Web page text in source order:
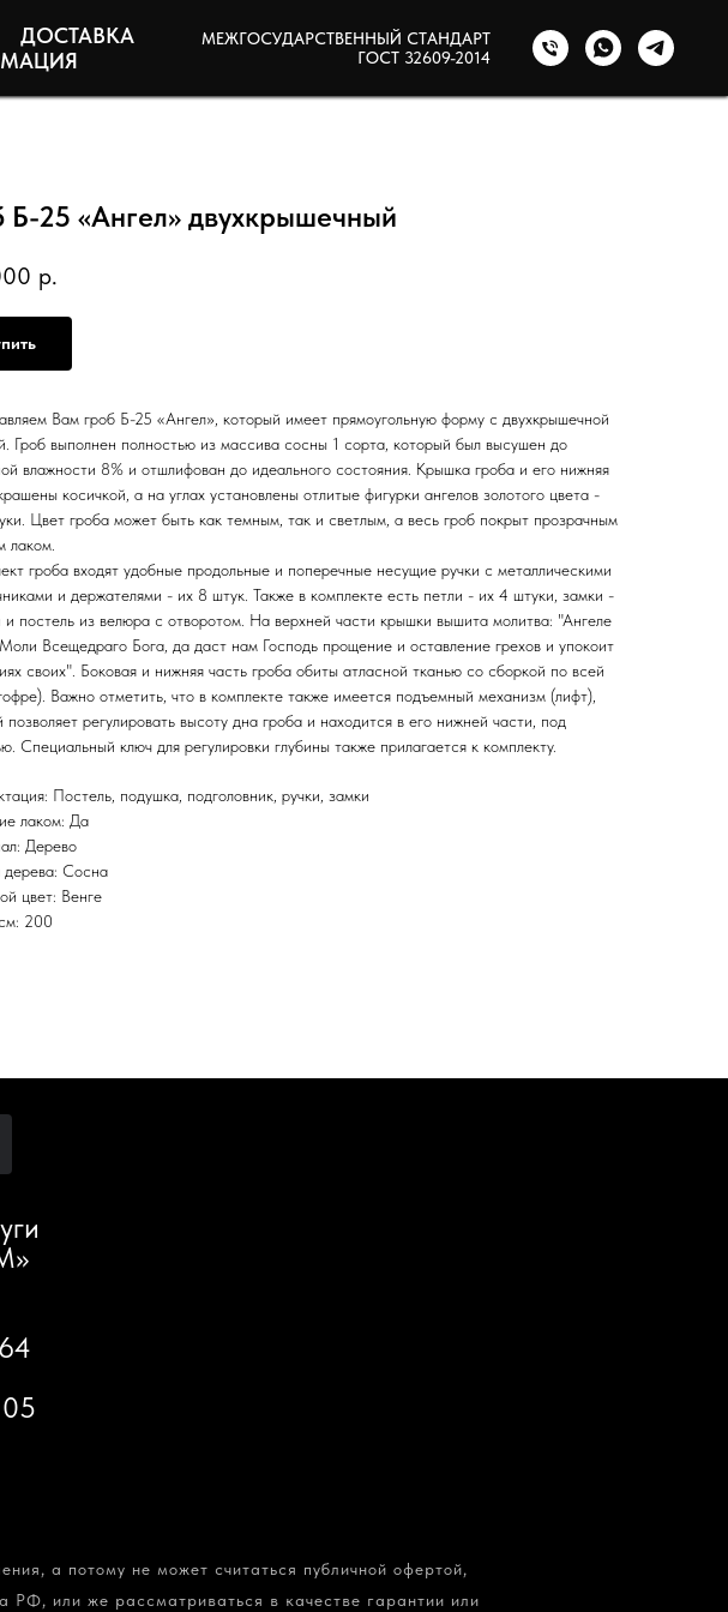
ДОСТАВКА
МЕЖГОСУДАРСТВЕННЫЙ СТАНДАРТ
ГОСТ 32609-2014
Б-25 «Ангел» двухкрышечный
р.
Вам гроб Б-25 «Ангел», который имеет прямоугольную форму с двухкрышечной
Гроб выполнен полностью из массива сосны 1 сорта, который был высушен до
влажности 8% и отшлифован до идеального состояния. Крышка гроба и его нижняя
косичкой, а на углах установлены отлитые фигурки ангелов золотого цвета -
Цвет гроба может быть как темным, так и светлым, а весь гроб покрыт прозрачным
лаком.
гроба входят удобные продольные и поперечные несущие ручки с металлическими
и держателями - их 8 штук. Также в комплекте есть петли - их 4 штуки, замки -
и постель из велюра с отворотом. На верхней части крышки вышита молитва: "Ангеле
Всещедраго Бога, да даст нам Господь прощение и оставление грехов и упокоит
своих". Боковая и нижняя часть гроба обиты атласной тканью со сборкой по всей
Важно отметить, что в комплекте также имеется подъемный механизм (лифт),
позволяет регулировать высоту дна гроба и находится в его нижней части, под
Специальный ключ для регулировки глубины также прилагается к комплекту.
Постель, подушка, подголовник, ручки, замки
лаком: Да
Дерево
Сосна
цвет: Венге
200
а потому не может считаться публичной офертой,
РФ, или же рассматриваться в качестве гарантии или